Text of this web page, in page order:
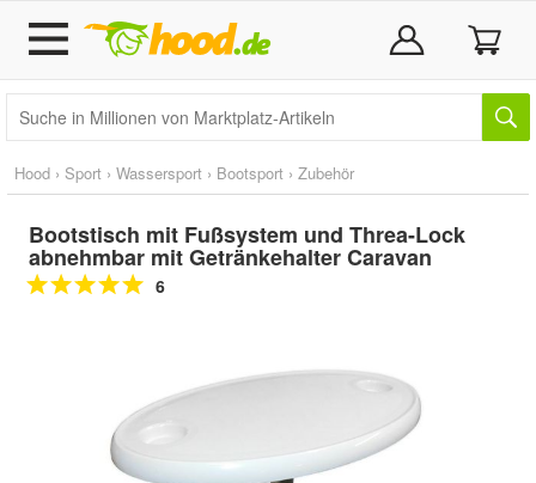
Hood › Sport › Wassersport › Bootsport › Zubehör
Bootstisch mit Fußsystem und Threa-Lock
abnehmbar mit Getränkehalter Caravan
6